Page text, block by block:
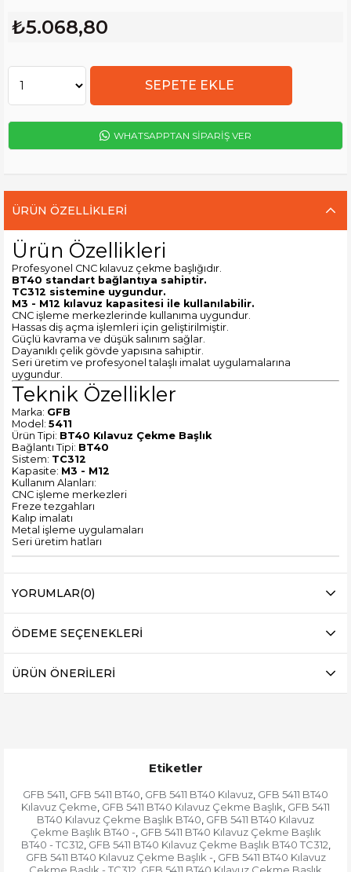
₺5.068,80
WHATSAPPTAN SİPARİŞ VER
ÜRÜN ÖZELLIKLERI
Ürün Özellikleri
Profesyonel CNC kılavuz çekme başlığıdır.
BT40 standart bağlantıya sahiptir.
TC312 sistemine uygundur.
M3 - M12 kılavuz kapasitesi ile kullanılabilir.
CNC işleme merkezlerinde kullanıma uygundur.
Hassas diş açma işlemleri için geliştirilmiştir.
Güçlü kavrama ve düşük salınım sağlar.
Dayanıklı çelik gövde yapısına sahiptir.
Seri üretim ve profesyonel talaşlı imalat uygulamalarına
uygundur.
Teknik Özellikler
Marka: GFB
Model: 5411
Ürün Tipi: BT40 Kılavuz Çekme Başlık
Bağlantı Tipi: BT40
Sistem: TC312
Kapasite: M3 - M12
Kullanım Alanları:
CNC işleme merkezleri
Freze tezgahları
Kalıp imalatı
Metal işleme uygulamaları
Seri üretim hatları
YORUMLAR(0)
ÖDEME SEÇENEKLERI
ÜRÜN ÖNERILERI
Etiketler
GFB 5411 GFB 5411 BT40 GFB 5411 BT40 Kılavuz GFB 5411 BT40
Kılavuz Çekme GFB 5411 BT40 Kılavuz Çekme Başlık GFB 5411
BT40 Kılavuz Çekme Başlık BT40 GFB 5411 BT40 Kılavuz
Çekme Başlık BT40 - GFB 5411 BT40 Kılavuz Çekme Başlık
BT40 - TC312 GFB 5411 BT40 Kılavuz Çekme Başlık BT40 TC312
GFB 5411 BT40 Kılavuz Çekme Başlık - GFB 5411 BT40 Kılavuz
Çekme Başlık - TC312 GFB 5411 BT40 Kılavuz Çekme Başlık